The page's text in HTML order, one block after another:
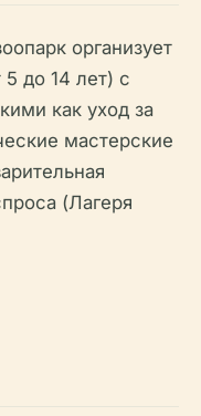
организует
до 14 лет) с
как уход за
мастерские
(Лагеря